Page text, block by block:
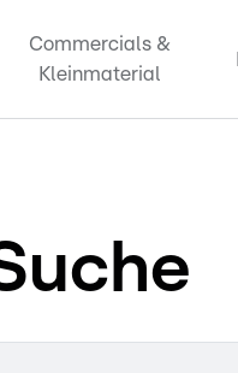
Commercials &
Kleinmaterial